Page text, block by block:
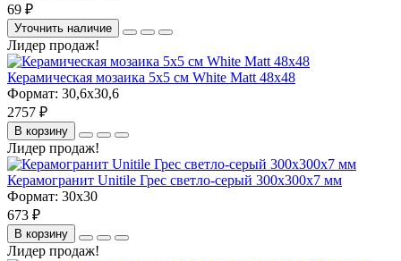
69 ₽
Уточнить наличие
Лидер продаж!
Керамическая мозаика 5x5 см White Matt 48x48
Формат: 30,6x30,6
2757 ₽
В корзину
Лидер продаж!
Керамогранит Unitile Грес светло-серый 300х300х7 мм
Формат: 30x30
673 ₽
В корзину
Лидер продаж!